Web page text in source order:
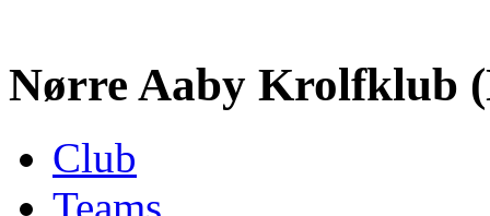
Nørre Aaby Krolfklub
Club